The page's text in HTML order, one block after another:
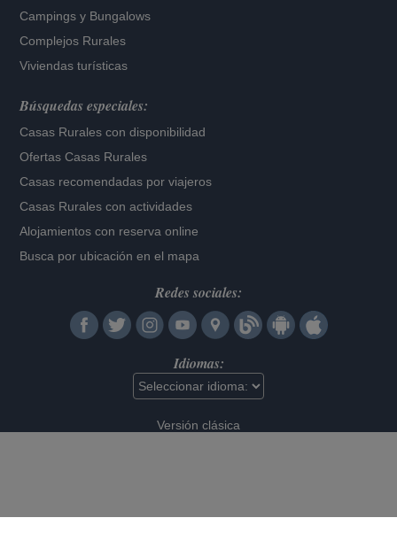
Campings y Bungalows
Complejos Rurales
Viviendas turísticas
Búsquedas especiales:
Casas Rurales con disponibilidad
Ofertas Casas Rurales
Casas recomendadas por viajeros
Casas Rurales con actividades
Alojamientos con reserva online
Busca por ubicación en el mapa
Redes sociales:
Idiomas:
Versión clásica